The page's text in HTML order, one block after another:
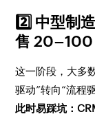
2️⃣ 中型制
售 20–100
这一阶段，大多
驱动”转向“流程驱
此时易踩坑：